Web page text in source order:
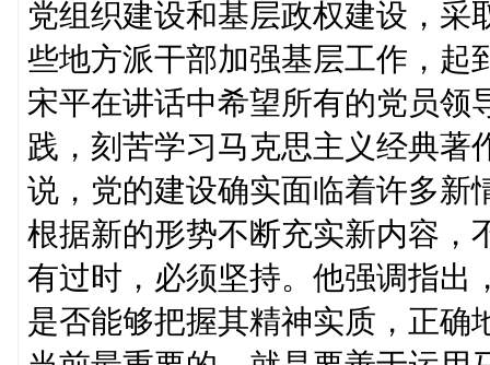
党组织建设和基层政权建设，采
些地方派干部加强基层工作，起
宋平在讲话中希望所有的党员领
践，刻苦学习马克思主义经典著
说，党的建设确实面临着许多新
根据新的形势不断充实新内容，
有过时，必须坚持。他强调指出
是否能够把握其精神实质，正确